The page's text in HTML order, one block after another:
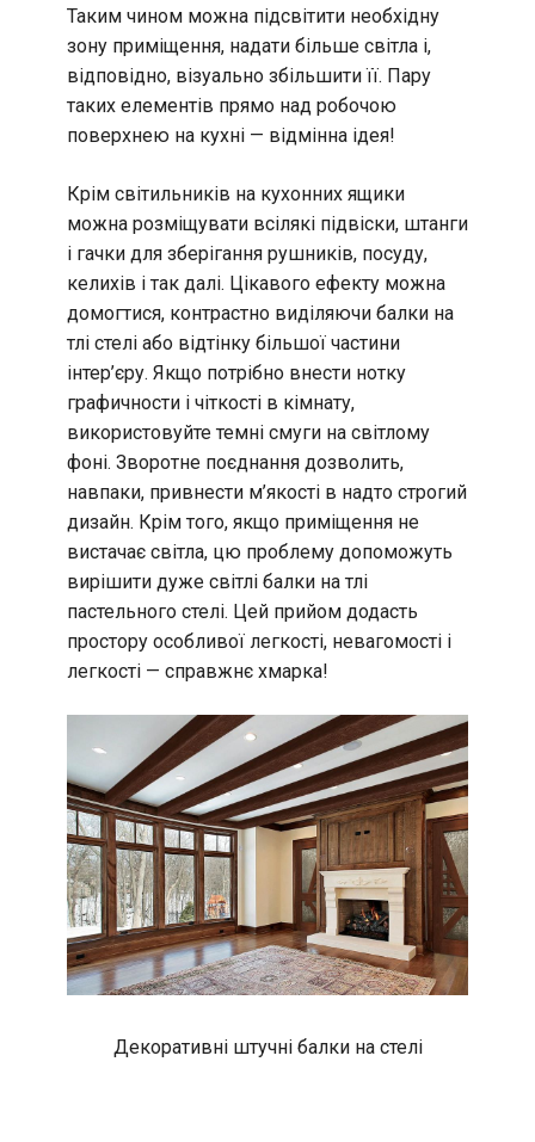
Таким чином можна підсвітити необхідну
зону приміщення, надати більше світла і,
відповідно, візуально збільшити її. Пару
таких елементів прямо над робочою
поверхнею на кухні — відмінна ідея!
Крім світильників на кухонних ящики
можна розміщувати всілякі підвіски, штанги
і гачки для зберігання рушників, посуду,
келихів і так далі. Цікавого ефекту можна
домогтися, контрастно виділяючи балки на
тлі стелі або відтінку більшої частини
інтер’єру. Якщо потрібно внести нотку
графичности і чіткості в кімнату,
використовуйте темні смуги на світлому
фоні. Зворотне поєднання дозволить,
навпаки, привнести м’якості в надто строгий
дизайн. Крім того, якщо приміщення не
вистачає світла, цю проблему допоможуть
вирішити дуже світлі балки на тлі
пастельного стелі. Цей прийом додасть
простору особливої легкості, невагомості і
легкості — справжнє хмарка!
Декоративні штучні балки на стелі